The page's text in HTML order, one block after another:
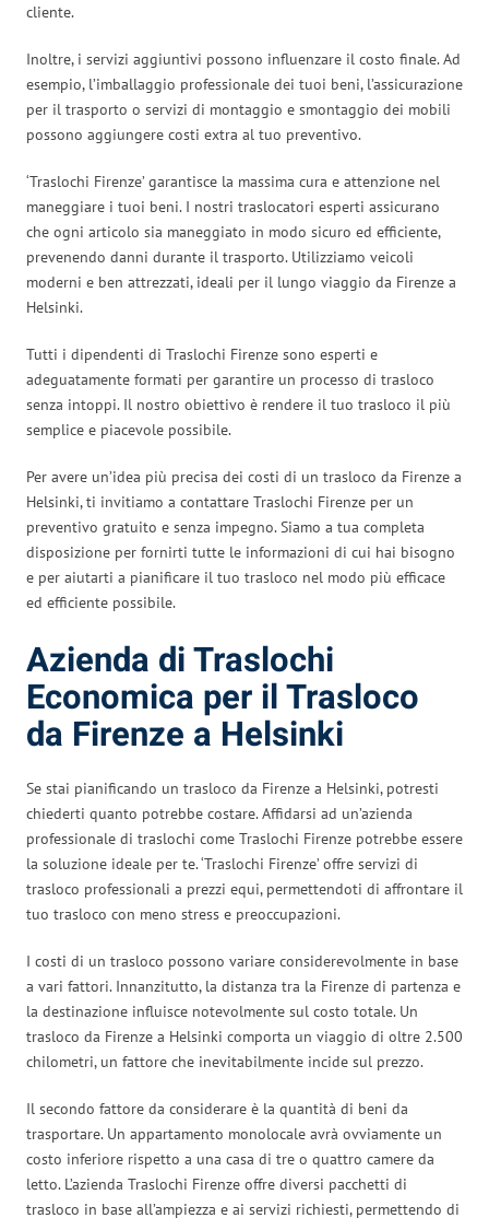
cliente.
Inoltre, i servizi aggiuntivi possono influenzare il costo finale. Ad
esempio, l’imballaggio professionale dei tuoi beni, l’assicurazione
per il trasporto o servizi di montaggio e smontaggio dei mobili
possono aggiungere costi extra al tuo preventivo.
‘Traslochi Firenze’ garantisce la massima cura e attenzione nel
maneggiare i tuoi beni. I nostri traslocatori esperti assicurano
che ogni articolo sia maneggiato in modo sicuro ed efficiente,
prevenendo danni durante il trasporto. Utilizziamo veicoli
moderni e ben attrezzati, ideali per il lungo viaggio da Firenze a
Helsinki.
Tutti i dipendenti di Traslochi Firenze sono esperti e
adeguatamente formati per garantire un processo di trasloco
senza intoppi. Il nostro obiettivo è rendere il tuo trasloco il più
semplice e piacevole possibile.
Per avere un’idea più precisa dei costi di un trasloco da Firenze a
Helsinki, ti invitiamo a contattare Traslochi Firenze per un
preventivo gratuito e senza impegno. Siamo a tua completa
disposizione per fornirti tutte le informazioni di cui hai bisogno
e per aiutarti a pianificare il tuo trasloco nel modo più efficace
ed efficiente possibile.
Azienda di Traslochi
Economica per il Trasloco
da Firenze a Helsinki
Se stai pianificando un trasloco da Firenze a Helsinki, potresti
chiederti quanto potrebbe costare. Affidarsi ad un’azienda
professionale di traslochi come Traslochi Firenze potrebbe essere
la soluzione ideale per te. ‘Traslochi Firenze’ offre servizi di
trasloco professionali a prezzi equi, permettendoti di affrontare il
tuo trasloco con meno stress e preoccupazioni.
I costi di un trasloco possono variare considerevolmente in base
a vari fattori. Innanzitutto, la distanza tra la Firenze di partenza e
la destinazione influisce notevolmente sul costo totale. Un
trasloco da Firenze a Helsinki comporta un viaggio di oltre 2.500
chilometri, un fattore che inevitabilmente incide sul prezzo.
Il secondo fattore da considerare è la quantità di beni da
trasportare. Un appartamento monolocale avrà ovviamente un
costo inferiore rispetto a una casa di tre o quattro camere da
letto. L’azienda Traslochi Firenze offre diversi pacchetti di
trasloco in base all’ampiezza e ai servizi richiesti, permettendo di